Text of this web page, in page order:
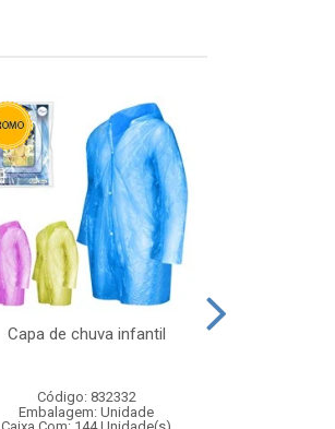
Capa de chuva infantil
Código: 832332
Embalagem: Unidade